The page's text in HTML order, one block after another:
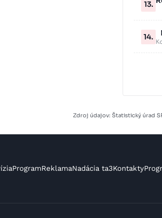
13.
14.
Zdroj údajov: Štatistický úrad
ProgramReklamaNadácia ta3Kontakty